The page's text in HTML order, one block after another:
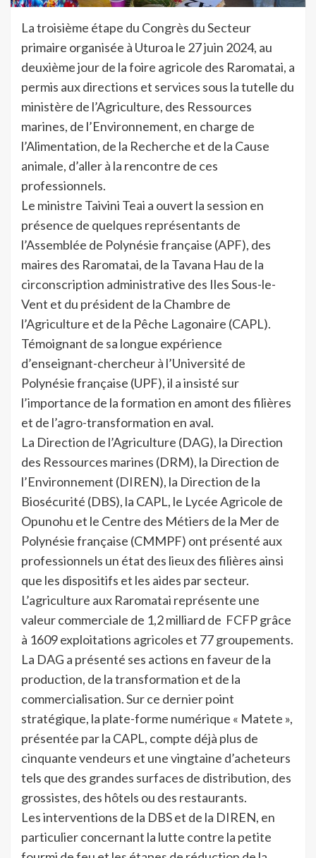
La troisième étape du Congrès du Secteur
primaire organisée à Uturoa le 27 juin 2024, au
deuxième jour de la foire agricole des Raromatai, a
permis aux directions et services sous la tutelle du
ministère de l’Agriculture, des Ressources
marines, de l’Environnement, en charge de
l’Alimentation, de la Recherche et de la Cause
animale, d’aller à la rencontre de ces
professionnels.
Le ministre Taivini Teai a ouvert la session en
présence de quelques représentants de
l’Assemblée de Polynésie française (APF), des
maires des Raromatai, de la Tavana Hau de la
circonscription administrative des Iles Sous-le-
Vent et du président de la Chambre de
l’Agriculture et de la Pêche Lagonaire (CAPL).
Témoignant de sa longue expérience
d’enseignant-chercheur à l’Université de
Polynésie française (UPF), il a insisté sur
l’importance de la formation en amont des filières
et de l’agro-transformation en aval.
La Direction de l’Agriculture (DAG), la Direction
des Ressources marines (DRM), la Direction de
l’Environnement (DIREN), la Direction de la
Biosécurité (DBS), la CAPL, le Lycée Agricole de
Opunohu et le Centre des Métiers de la Mer de
Polynésie française (CMMPF) ont présenté aux
professionnels un état des lieux des filières ainsi
que les dispositifs et les aides par secteur.
L’agriculture aux Raromatai représente une
valeur commerciale de 1,2 milliard de FCFP grâce
à 1609 exploitations agricoles et 77 groupements.
La DAG a présenté ses actions en faveur de la
production, de la transformation et de la
commercialisation. Sur ce dernier point
stratégique, la plate-forme numérique « Matete »,
présentée par la CAPL, compte déjà plus de
cinquante vendeurs et une vingtaine d’acheteurs
tels que des grandes surfaces de distribution, des
grossistes, des hôtels ou des restaurants.
Les interventions de la DBS et de la DIREN, en
particulier concernant la lutte contre la petite